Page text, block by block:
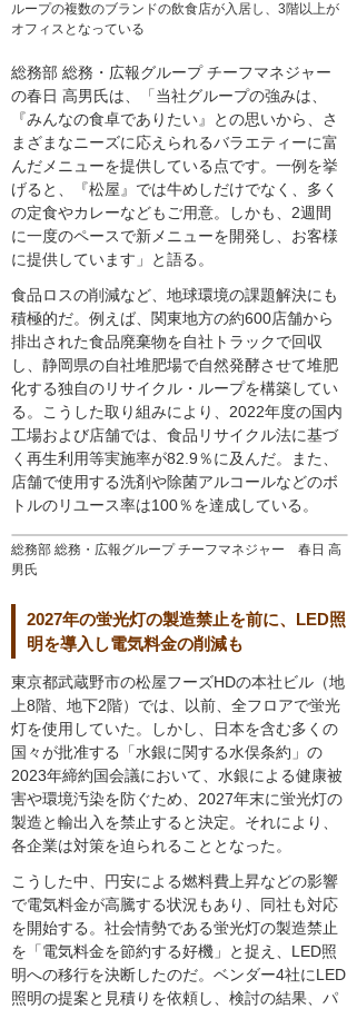
ループの複数のブランドの飲食店が入居し、3階以上が
オフィスとなっている
総務部 総務・広報グループ チーフマネジャー 春日 高
男氏
総務部 総務・広報グループ チーフマネジャー
の春日 高男氏は、「当社グループの強みは、
『みんなの食卓でありたい』との思いから、さ
まざまなニーズに応えられるバラエティーに富
んだメニューを提供している点です。一例を挙
げると、『松屋』では牛めしだけでなく、多く
の定食やカレーなどもご用意。しかも、2週間
に一度のペースで新メニューを開発し、お客様
に提供しています」と語る。
食品ロスの削減など、地球環境の課題解決にも
積極的だ。例えば、関東地方の約600店舗から
排出された食品廃棄物を自社トラックで回収
し、静岡県の自社堆肥場で自然発酵させて堆肥
化する独自のリサイクル・ループを構築してい
る。こうした取り組みにより、2022年度の国内
工場および店舗では、食品リサイクル法に基づ
く再生利用等実施率が82.9％に及んだ。また、
店舗で使用する洗剤や除菌アルコールなどのボ
トルのリユース率は100％を達成している。
2027年の蛍光灯の製造禁止を前に、LED照
明を導入し電気料金の削減も
東京都武蔵野市の松屋フーズHDの本社ビル（地
上8階、地下2階）では、以前、全フロアで蛍光
灯を使用していた。しかし、日本を含む多くの
国々が批准する「水銀に関する水俣条約」の
2023年締約国会議において、水銀による健康被
害や環境汚染を防ぐため、2027年末に蛍光灯の
製造と輸出入を禁止すると決定。それにより、
各企業は対策を迫られることとなった。
こうした中、円安による燃料費上昇などの影響
で電気料金が高騰する状況もあり、同社も対応
を開始する。社会情勢である蛍光灯の製造禁止
を「電気料金を節約する好機」と捉え、LED照
明への移行を決断したのだ。ベンダー4社にLED
照明の提案と見積りを依頼し、検討の結果、パ